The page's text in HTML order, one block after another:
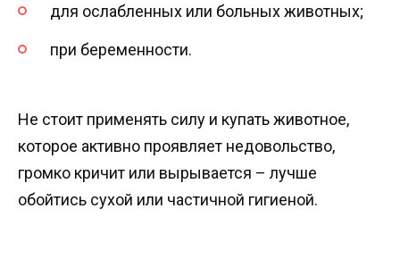
для ослабленных или больных животных;
при беременности.
Не стоит применять силу и купать животное,
которое активно проявляет недовольство,
громко кричит или вырывается – лучше
обойтись сухой или частичной гигиеной.